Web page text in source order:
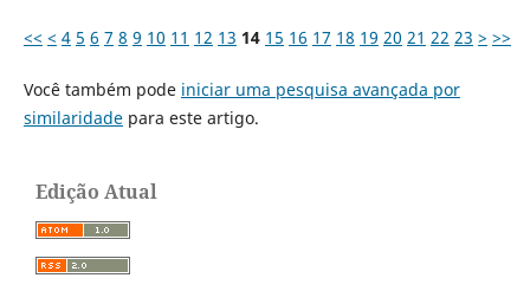
<< < 4 5 6 7 8 9 10 11 12 13 14 15 16 17 18 19 20 21 22 23 > >>
Você também pode iniciar uma pesquisa avançada por
similaridadepara este artigo.
Edição Atual